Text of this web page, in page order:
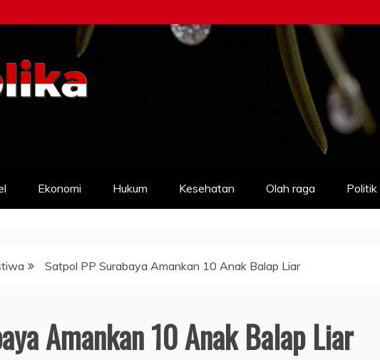
Ekonomi Hukum Kesehatan Olah raga Politik
Satpol PP Surabaya Amankan 10 Anak Balap Liar
Amankan 10 Anak Balap Liar